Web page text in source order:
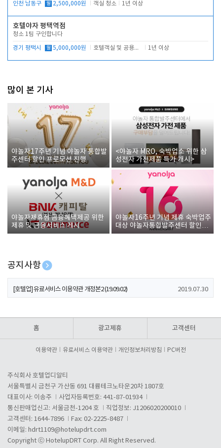
인천 남동구 월 2,500,000원 객실 청소 1년 이상
호텔야자 평택역점
청소 1팀 구인합니다
경기 평택시 월 5,000,000원 호텔객실 및 공용시설 청소 관리 1년 이상
많이 본 기사
야놀자17주년 기념 야놀자 통합발
주센터 할인 프로모션 진행
<야놀자 MRO, 숙박업소 위한 삼
성전자 가전제품 특가 개시>
야놀자제휴점 금융혜택제공 위한
제휴 및 금융서비스 게시
야놀자16주년 기념 제휴 숙박업주
대상 야놀자통합발주센터 할인쿠
폰 증정
공지사항
[호텔업] 개인정보 처리방침 개정본1 (19.09.02)
[호텔업] 유료서비스 이용약관 개정본2 (19.09.02) 2019.07.30
홈 광고제휴 고객센터
이용약관 유료서비스 이용약관 개인정보처리방침 PC버전
주식회사 호텔업디알티
서울특별시 금천구 가산동 691 대륭테크노타운20차 1807호
대표이사: 이송주
사업자등록번호: 441-87-01934
통신판매업신고: 서울금천-1204 호
직업정보: J1206020200010
고객센터: 1644-7896
Fax: 02-2225-8487
이메일: hdrt1109@hotelupdrt.com
Copyright ⓒ HotelupDRT Corp. All Right Reserved.